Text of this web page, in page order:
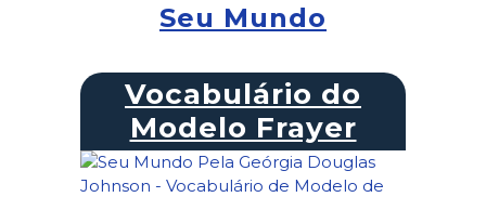
Seu Mundo
Vocabulário do
Modelo Frayer